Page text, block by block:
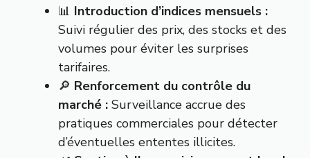
📊 Introduction d’indices mensuels :
Suivi régulier des prix, des stocks et des
volumes pour éviter les surprises
tarifaires.
🔎 Renforcement du contrôle du
marché : Surveillance accrue des
pratiques commerciales pour détecter
d’éventuelles ententes illicites.